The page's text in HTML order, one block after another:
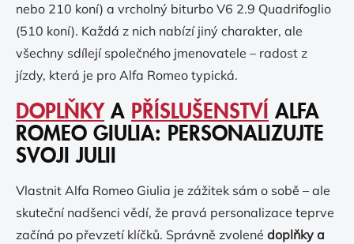
nebo 210 koní) a vrcholný biturbo V6 2.9 Quadrifoglio
(510 koní). Každá z nich nabízí jiný charakter, ale
všechny sdílejí společného jmenovatele – radost z
jízdy, která je pro Alfa Romeo typická.
DOPLŇKY A PŘÍSLUŠENSTVÍ ALFA
ROMEO GIULIA: PERSONALIZUJTE
SVOJI JULII
Vlastnit Alfa Romeo Giulia je zážitek sám o sobě – ale
skuteční nadšenci vědí, že pravá personalizace teprve
začíná po převzetí klíčků. Správně zvolené doplňky a